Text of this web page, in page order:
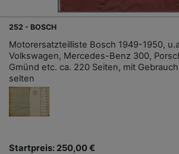
252 - BOSCH
Motorersatzteilliste Bosch 1949-1950,
Volkswagen, Mercedes-Benz 300,
Gmünd etc. ca. 220 Seiten, mit
selten
Startpreis: 250,00 €